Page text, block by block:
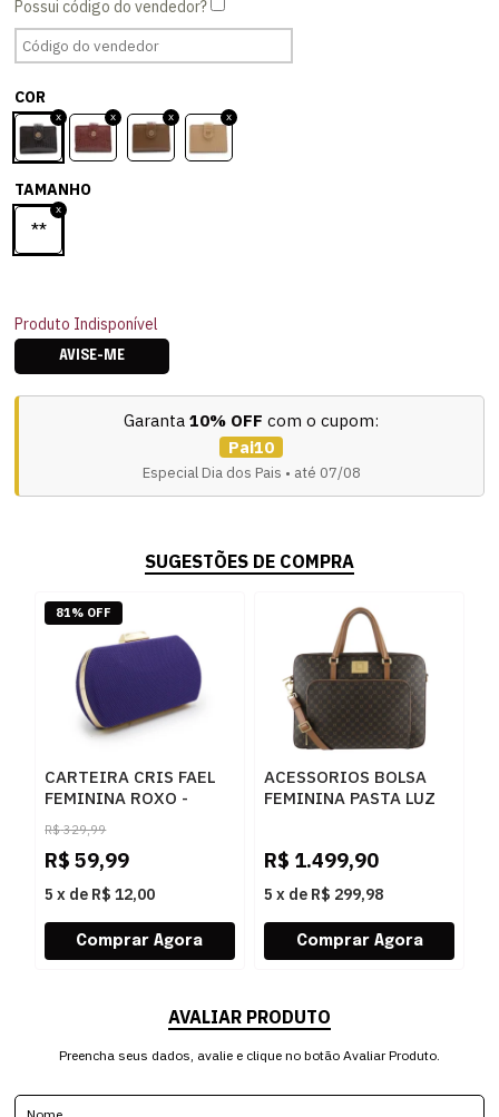
COR
TAMANHO
**
Produto Indisponível
AVISE-ME
Garanta 10% OFF com o cupom:
Pai10
Especial Dia dos Pais • até 07/08
SUGESTÕES DE COMPRA
CARTEIRA CRIS FAEL
FEMININA ROXO -
258979
R$ 329,99
R$ 59,99
5 x de R$ 12,00
81% OFF
ACESSORIOS BOLSA
FEMININA PASTA LUZ
R$ 1.499,90
5 x de R$ 299,98
AVALIAR PRODUTO
Preencha seus dados, avalie e clique no botão Avaliar Produto.